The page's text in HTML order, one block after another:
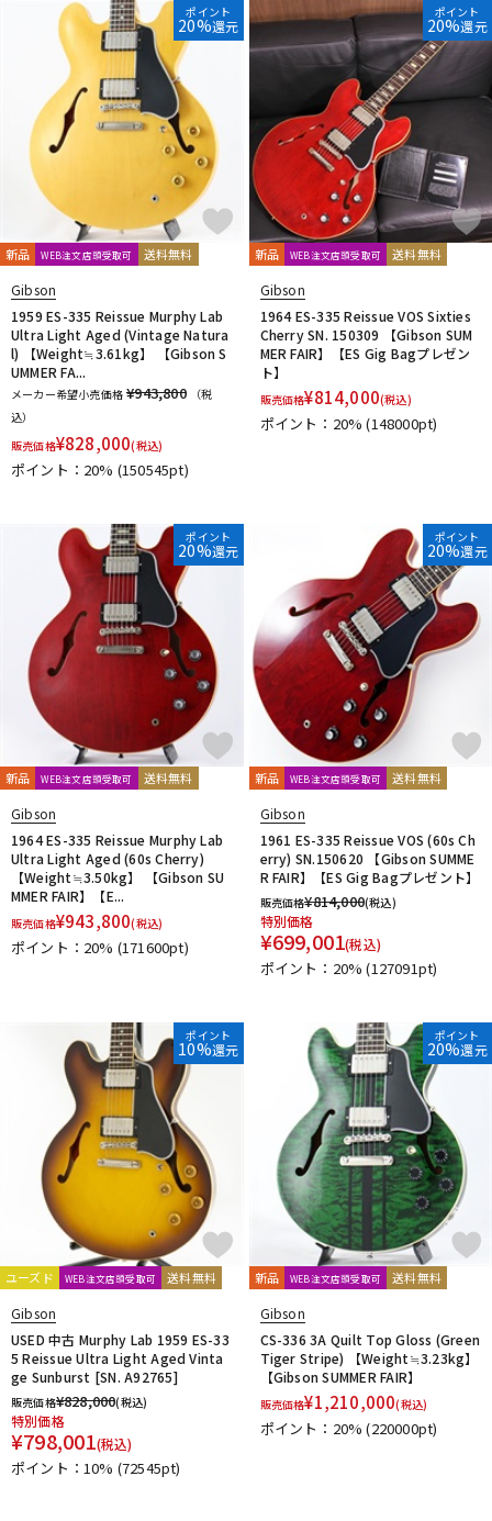
ポイント
20%還元
新品 WEB注文店頭受取可 送料無料
Gibson
1959 ES-335 Reissue Murphy Lab
Ultra Light Aged (Vintage Natura
l) 【Weight≒3.61kg】 【Gibson S
UMMER FA...
メーカー希望小売価格 ¥943,800
（税
込）
販売価格¥828,000(税込)
ポイント：20% (150545pt)
ポイント
20%還元
新品 WEB注文店頭受取可 送料無料
Gibson
1964 ES-335 Reissue VOS Sixties
Cherry SN. 150309 【Gibson SUM
MER FAIR】【ES Gig Bagプレゼン
ト】
販売価格¥814,000(税込)
ポイント：20%(148000pt)
ポイント
20%還元
新品 WEB注文店頭受取可 送料無料
Gibson
1964 ES-335 Reissue Murphy Lab
Ultra Light Aged (60s Cherry)
【Weight≒3.50kg】 【Gibson SU
MMER FAIR】【E...
販売価格¥943,800(税込)
ポイント：20% (171600pt)
ポイント
20%還元
新品 WEB注文店頭受取可 送料無料
Gibson
1961 ES-335 Reissue VOS (60s Ch
erry) SN.150620 【Gibson SUMME
R FAIR】【ES Gig Bagプレゼント】
販売価格¥814,000(税込)
特別価格
¥699,001(税込)
ポイント：20%(127091pt)
ポイント
10%還元
ユーズド WEB注文店頭受取可 送料無料
Gibson
USED 中古 Murphy Lab 1959 ES-33
5 Reissue Ultra Light Aged Vinta
ge Sunburst [SN. A92765]
販売価格¥828,000(税込)
特別価格
¥798,001(税込)
ポイント：10% (72545pt)
ポイント
20%還元
新品 WEB注文店頭受取可 送料無料
Gibson
CS-336 3A Quilt Top Gloss (Green
Tiger Stripe) 【Weight≒3.23kg】
【Gibson SUMMER FAIR】
販売価格¥1,210,000(税込)
ポイント：20%(220000pt)